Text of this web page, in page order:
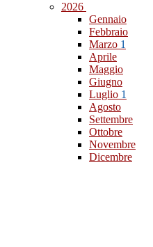
2026
Gennaio
Febbraio
Marzo 1
Aprile
Maggio
Giugno
Luglio 1
Agosto
Settembre
Ottobre
Novembre
Dicembre